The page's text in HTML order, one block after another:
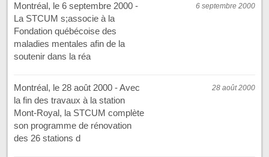
6 septembre 2000
Montréal, le 6 septembre 2000 -
La STCUM s;associe à la
Fondation québécoise des
maladies mentales afin de la
soutenir dans la réa
28 août 2000
Montréal, le 28 août 2000 - Avec
la fin des travaux à la station
Mont-Royal, la STCUM complète
son programme de rénovation
des 26 stations d